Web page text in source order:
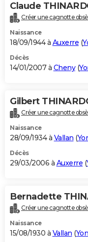
Claude
Créer une cagnotte
Naissance
18/09/1944 à Auxerre (
Décès
14/01/2007 à Cheny(
Gilbert
Créer une cagnotte
Naissance
28/09/1934 à Vallan (
Décès
29/03/2006 à Auxerre (
Bernadette
Créer une cagnotte
Naissance
15/08/1930 à Vallan (